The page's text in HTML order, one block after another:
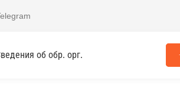
об обр. орг.